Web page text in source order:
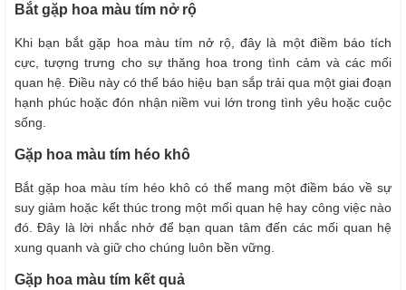
Bắt gặp hoa màu tím nở rộ
Khi bạn bắt gặp hoa màu tím nở rộ, đây là một điềm báo tích
cực, tượng trưng cho sự thăng hoa trong tình cảm và các mối
quan hệ. Điều này có thể báo hiệu bạn sắp trải qua một giai đoạn
hạnh phúc hoặc đón nhận niềm vui lớn trong tình yêu hoặc cuộc
sống.
Gặp hoa màu tím héo khô
Bắt gặp hoa màu tím héo khô có thể mang một điềm báo về sự
suy giảm hoặc kết thúc trong một mối quan hệ hay công việc nào
đó. Đây là lời nhắc nhở để bạn quan tâm đến các mối quan hệ
xung quanh và giữ cho chúng luôn bền vững.
Gặp hoa màu tím kết quả